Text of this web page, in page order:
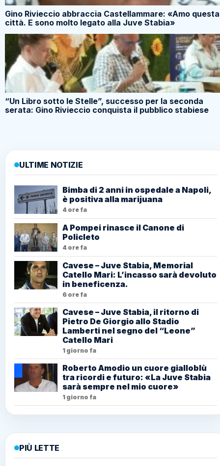
Gino Rivieccio abbraccia Castellammare: «Amo questa
città. E sono molto legato alla Juve Stabia»
“Un Libro sotto le Stelle”, successo per la seconda
serata: Gino Rivieccio conquista il pubblico stabiese
ULTIME NOTIZIE
Bimba di 2 anni in ospedale a Napoli,
è positiva alla marijuana
4 ore fa
A Pompei rinasce il Canone di
Policleto
4 ore fa
Cavese – Juve Stabia, Memorial
Catello Mari: L’incasso sarà devoluto
in beneficenza.
6 ore fa
Cavese – Juve Stabia, il ritorno di
Pietro De Giorgio allo Stadio
Lamberti nel segno del “Leone”
Catello Mari
1 giorno fa
Roberto Amodio un cuore gialloblù
tra ricordi e futuro: «La Juve Stabia
sarà sempre nel mio cuore»
1 giorno fa
PIÙ LETTE